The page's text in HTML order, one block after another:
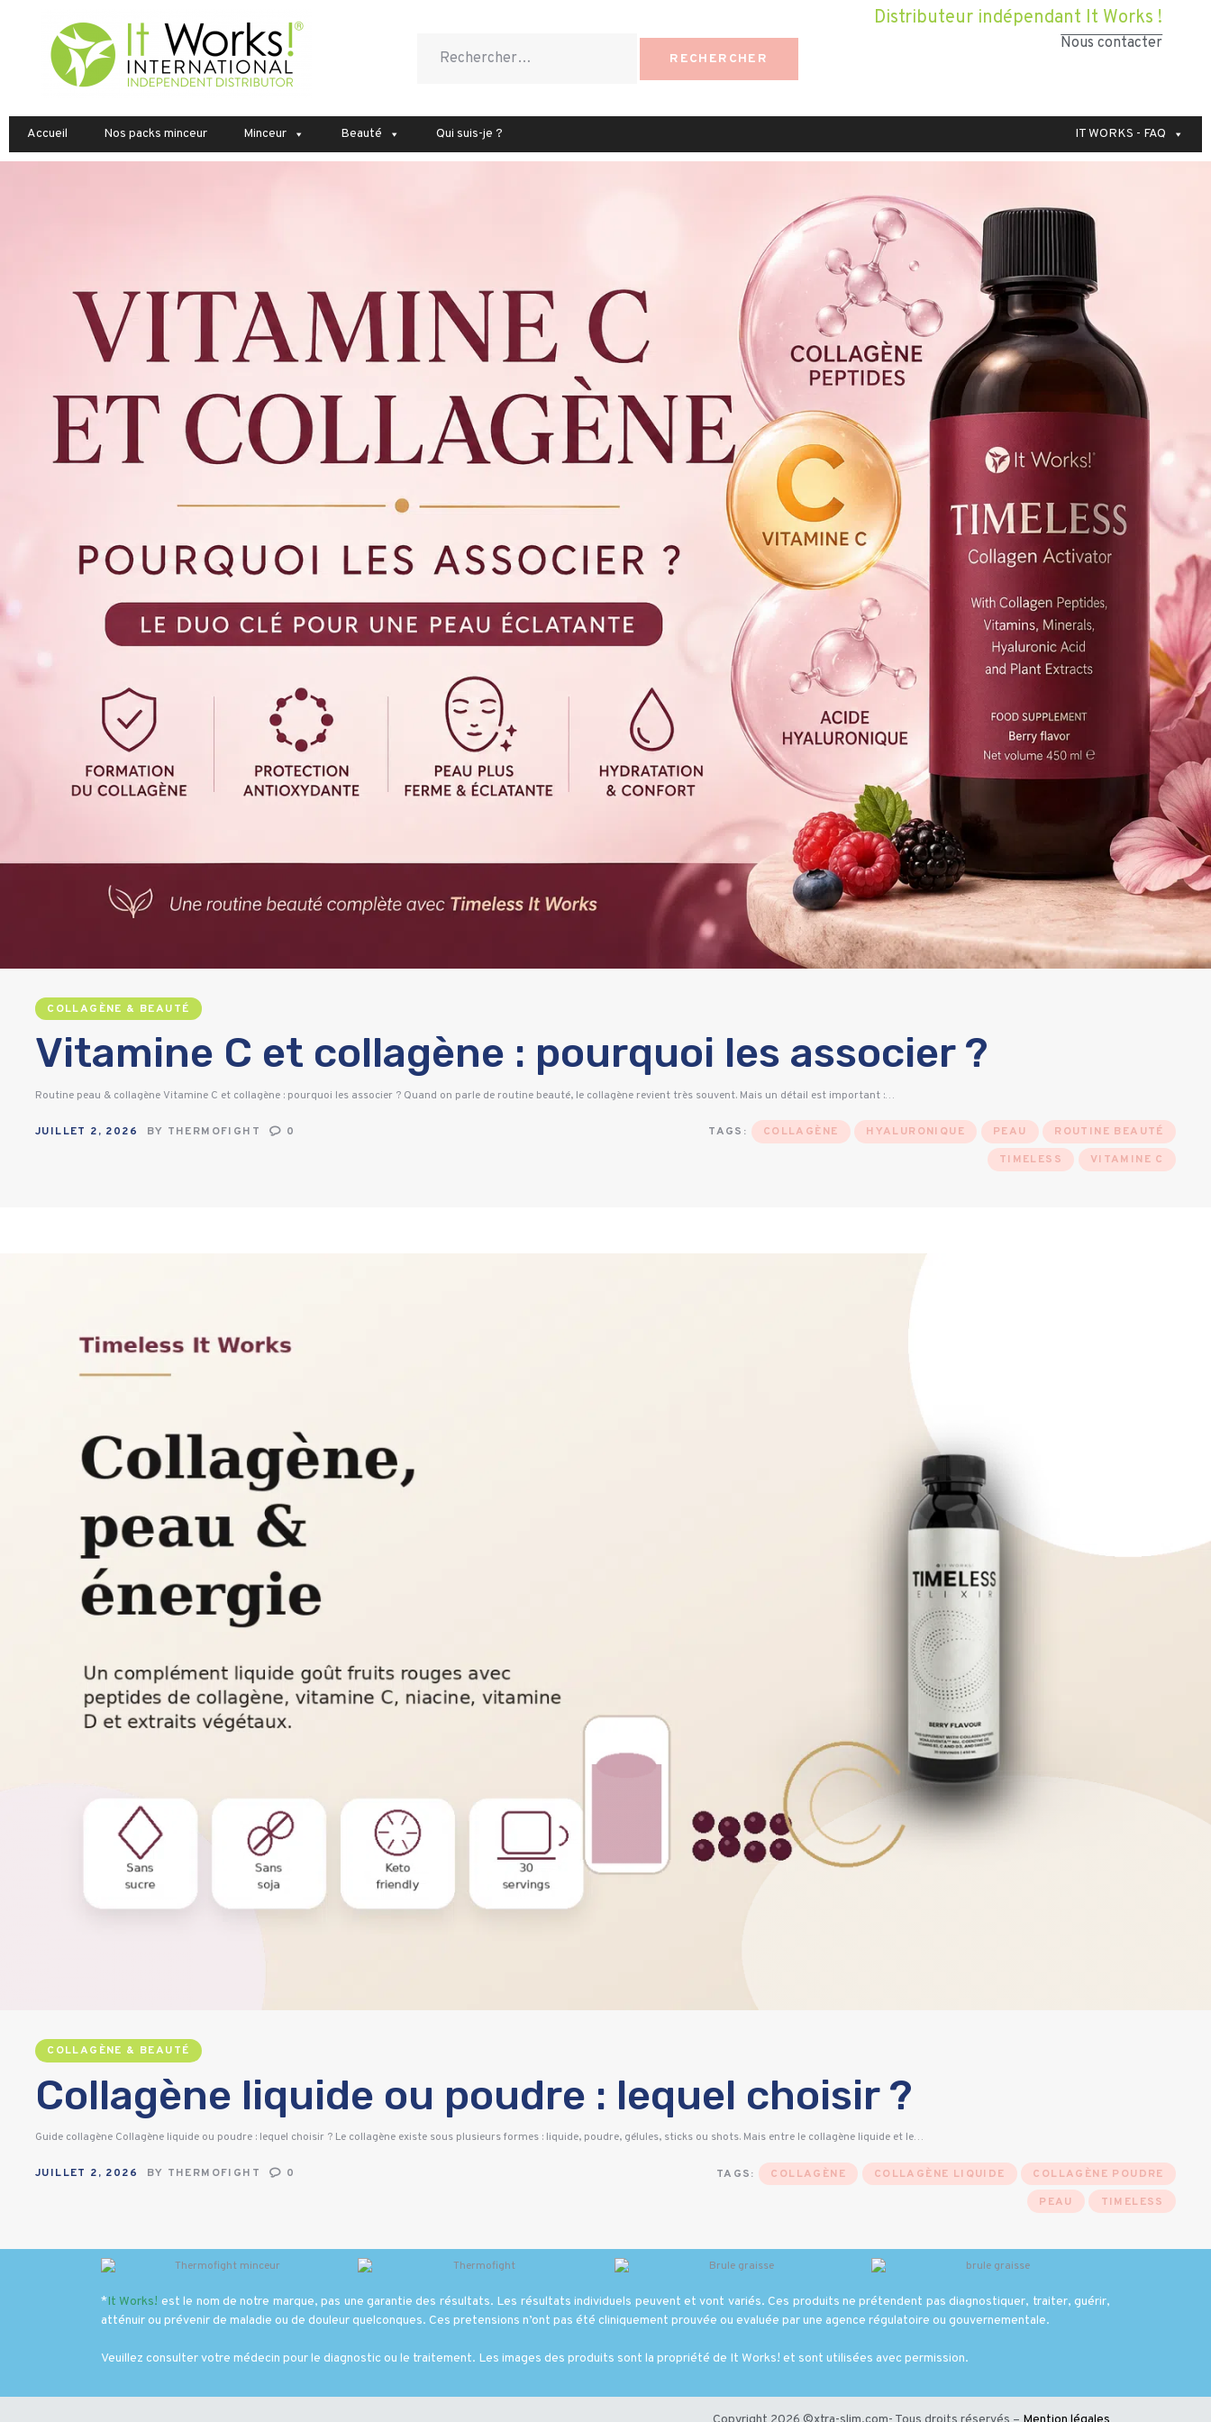
Distributeur indépendant It Works !
Nous contacter
Accueil Nos packs minceur Minceur Beauté Qui suis-je ? IT WORKS - FAQ
COLLAGÈNE & BEAUTÉ
Vitamine C et collagène : pourquoi les associer ?
Routine peau & collagène Vitamine C et collagène : pourquoi les associer ? Quand on parle de routine beauté, le collagène revient très souvent. Mais un détail est important :…
JUILLET 2, 2026 BY THERMOFIGHT 0 TAGS: COLLAGÈNE HYALURONIQUE PEAU
ROUTINE BEAUTÉ
TIMELESS
VITAMINE C
COLLAGÈNE & BEAUTÉ
Collagène liquide ou poudre : lequel choisir ?
Guide collagène Collagène liquide ou poudre : lequel choisir ? Le collagène existe sous plusieurs formes : liquide, poudre, gélules, sticks ou shots. Mais entre le collagène liquide et le…
JUILLET 2, 2026 BY THERMOFIGHT 0 TAGS: COLLAGÈNE COLLAGÈNE LIQUIDE
COLLAGÈNE POUDRE
PEAU
TIMELESS
*It Works! est le nom de notre marque, pas une garantie des résultats. Les résultats individuels peuvent et vont variés. Ces produits ne prétendent pas diagnostiquer, traiter, guérir,
atténuir ou prévenir de maladie ou de douleur quelconques. Ces pretensions n’ont pas été cliniquement prouvée ou evaluée par une agence régulatoire ou gouvernementale.
Veuillez consulter votre médecin pour le diagnostic ou le traitement. Les images des produits sont la propriété de It Works! et sont utilisées avec permission.